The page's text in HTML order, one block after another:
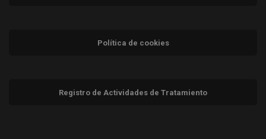
Política de cookies
Registro de Actividades de Tratamiento